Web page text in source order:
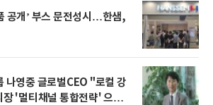
공개’ 부스 문전성시…한샘,
나영중 글로벌CEO "로컬 강
장 '멀티채널 통합전략' 으로